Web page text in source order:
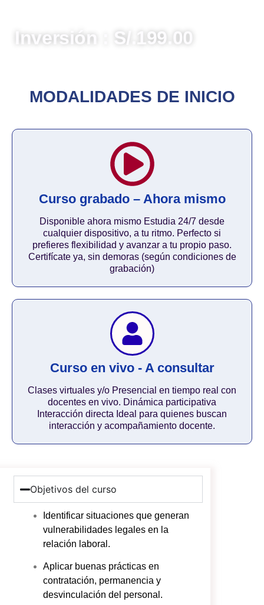
Inversión : S/.199.00
MODALIDADES DE INICIO
Curso grabado – Ahora mismo
Disponible ahora mismo Estudia 24/7 desde
cualquier dispositivo, a tu ritmo. Perfecto si
prefieres flexibilidad y avanzar a tu propio paso.
Certifícate ya, sin demoras (según condiciones de
grabación)
Curso en vivo - A consultar
Clases virtuales y/o Presencial en tiempo real con
docentes en vivo. Dinámica participativa
Interacción directa Ideal para quienes buscan
interacción y acompañamiento docente.
Objetivos del curso
Identificar situaciones que generan
vulnerabilidades legales en la
relación laboral.
Aplicar buenas prácticas en
contratación, permanencia y
desvinculación del personal.